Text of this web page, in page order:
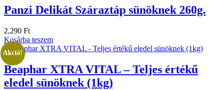
Panzi Delikát Száraztáp sünöknek 260g.
2,290 Ft
Kosárba teszem
Akció!
Beaphar XTRA VITAL – Teljes értékű
eledel sünöknek (1kg)